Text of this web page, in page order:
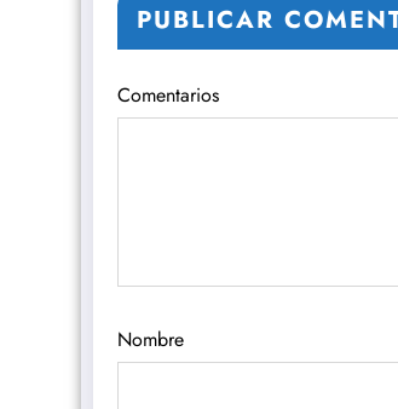
PUBLICAR
Comentarios
Nombre